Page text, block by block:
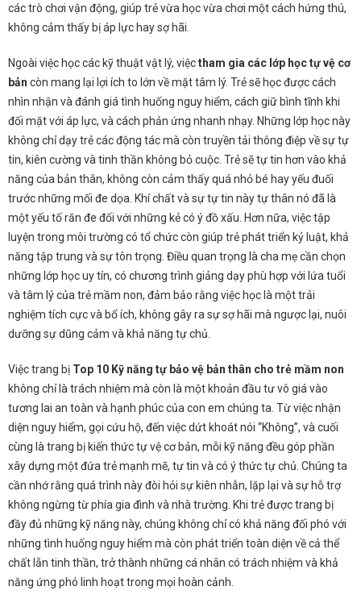
các trò chơi vận động, giúp trẻ vừa học vừa chơi một cách hứng thú,
không cảm thấy bị áp lực hay sợ hãi.
Ngoài việc học các kỹ thuật vật lý, việctham gia các lớp học tự vệ cơ
bản còn mang lại lợi ích to lớn về mặt tâm lý. Trẻ sẽ học được cách
nhìn nhận và đánh giá tình huống nguy hiểm, cách giữ bình tĩnh khi
đối mặt với áp lực, và cách phản ứng nhanh nhạy. Những lớp học này
không chỉ dạy trẻ các động tác mà còn truyền tải thông điệp về sự tự
tin, kiên cường và tinh thần không bỏ cuộc. Trẻ sẽ tự tin hơn vào khả
năng của bản thân, không còn cảm thấy quá nhỏ bé hay yếu đuối
trước những mối đe dọa. Khí chất và sự tự tin này tự thân nó đã là
một yếu tố răn đe đối với những kẻ có ý đồ xấu. Hơn nữa, việc tập
luyện trong môi trường có tổ chức còn giúp trẻ phát triển kỷ luật, khả
năng tập trung và sự tôn trọng. Điều quan trọng là cha mẹ cần chọn
những lớp học uy tín, có chương trình giảng dạy phù hợp với lứa tuổi
và tâm lý của trẻ mầm non, đảm bảo rằng việc học là một trải
nghiệm tích cực và bổ ích, không gây ra sự sợ hãi mà ngược lại, nuôi
dưỡng sự dũng cảm và khả năng tự chủ.
Việc trang bị Top 10 Kỹ năng tự bảo vệ bản thân cho trẻ mầm non
không chỉ là trách nhiệm mà còn là một khoản đầu tư vô giá vào
tương lai an toàn và hạnh phúc của con em chúng ta. Từ việc nhận
diện nguy hiểm, gọi cứu hộ, đến việc dứt khoát nói “Không”, và cuối
cùng là trang bị kiến thức tự vệ cơ bản, mỗi kỹ năng đều góp phần
xây dựng một đứa trẻ mạnh mẽ, tự tin và có ý thức tự chủ. Chúng ta
cần nhớ rằng quá trình này đòi hỏi sự kiên nhẫn, lặp lại và sự hỗ trợ
không ngừng từ phía gia đình và nhà trường. Khi trẻ được trang bị
đầy đủ những kỹ năng này, chúng không chỉ có khả năng đối phó với
những tình huống nguy hiểm mà còn phát triển toàn diện về cả thể
chất lẫn tinh thần, trở thành những cá nhân có trách nhiệm và khả
năng ứng phó linh hoạt trong mọi hoàn cảnh.